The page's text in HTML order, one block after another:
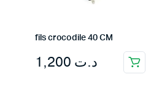
fils crocodile 40 CM
د.ت